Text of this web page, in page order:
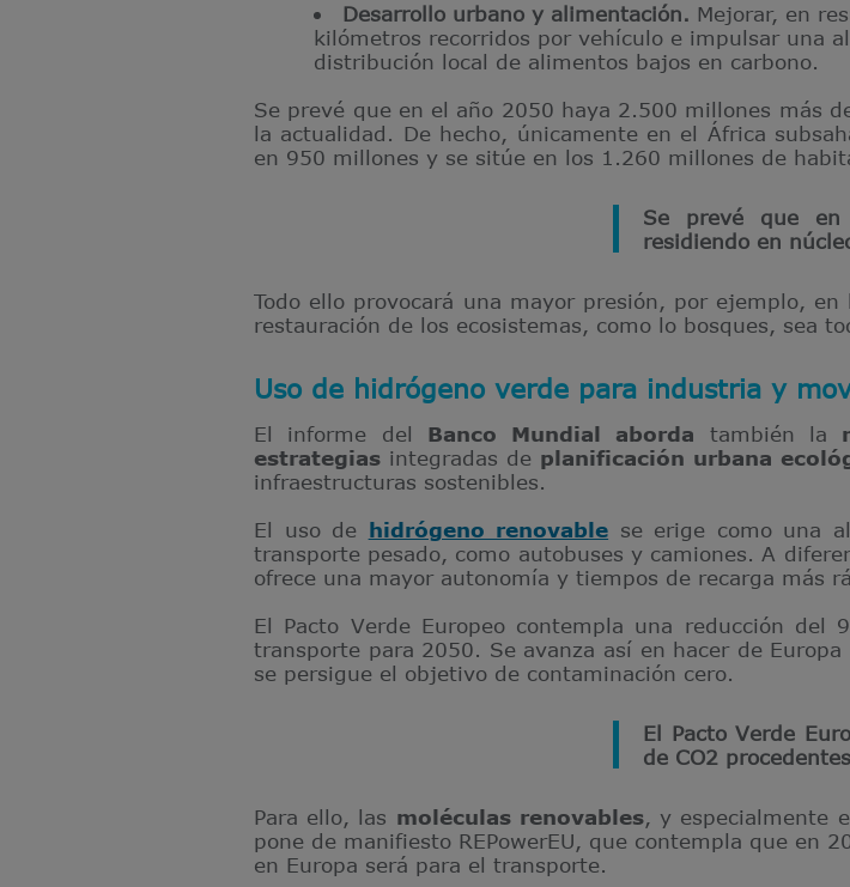
Desarrollo urbano y alimentación. Mejorar, en
kilómetros recorridos por vehículo e impulsar una
distribución local de alimentos bajos en carbono.
Se prevé que en el año 2050 haya 2.500 millones más
la actualidad. De hecho, únicamente en el África
en 950 millones y se sitúe en los 1.260 millones de
Se prevé que
residiendo en
Todo ello provocará una mayor presión, por ejemplo,
restauración de los ecosistemas, como lo bosques, sea
Uso de hidrógeno verde para industria y
El informe del Banco Mundial aborda también la
estrategias integradas de planificación urbana
infraestructuras sostenibles.
El uso de hidrógeno renovable se erige como una
transporte pesado, como autobuses y camiones. A
ofrece una mayor autonomía y tiempos de recarga más
El Pacto Verde Europeo contempla una reducción del
transporte para 2050. Se avanza así en hacer de
se persigue el objetivo de contaminación cero.
El Pacto Verde
de CO2
Para ello, las moléculas renovables, y especialmente
pone de manifiesto REPowerEU, que contempla que en
en Europa será para el transporte.